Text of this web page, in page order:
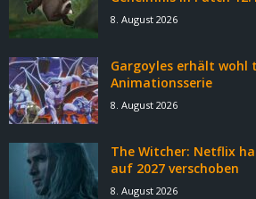
8. August 2026
Gargoyles erhält wohl
Animationsserie
8. August 2026
The Witcher: Netflix
auf 2027 verschoben
8. August 2026